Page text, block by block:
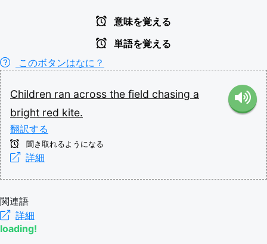
意味を覚える
単語を覚える
このボタンはなに？
Children ran across the field chasing a
bright red kite.
翻訳する
聞き取れるようになる
詳細
関連語
詳細
loading!